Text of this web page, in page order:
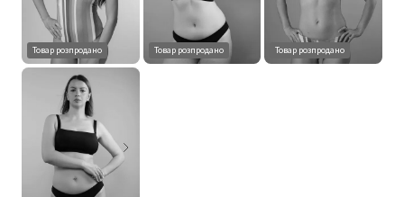
Товар розпродано Товар розпродано Товар розпродано